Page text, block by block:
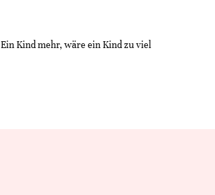
Ein Kind mehr, wäre ein Kind zu viel